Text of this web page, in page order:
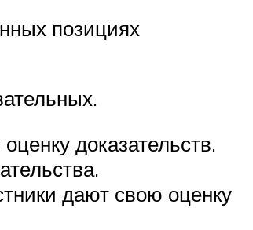
позициях
доказательств.
дают свою оценку